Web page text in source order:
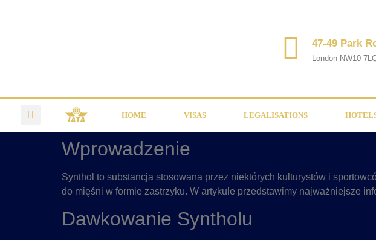
47-49 Park
London NW10
HOME VISAS LEGALISATIONS
Wprowadzenie
Synthol to substancja stosowana przez niektórych kulturystów i
do mięśni w formie zastrzyku. W artykule przedstawimy najważniejsze
Dawkowanie Syntholu